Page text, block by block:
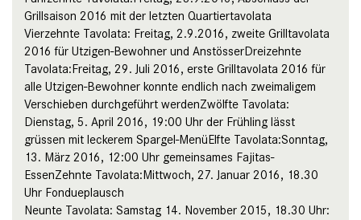
Grillsaison 2016 mit der letzten Quartiertavolata
Vierzehnte Tavolata: Freitag, 2.9.2016, zweite Grilltavolata
2016 für Utzigen-Bewohner und AnstösserDreizehnte
Tavolata:Freitag, 29. Juli 2016, erste Grilltavolata 2016 für
alle Utzigen-Bewohner konnte endlich nach zweimaligem
Verschieben durchgeführt werdenZwölfte Tavolata:
Dienstag, 5. April 2016, 19:00 Uhr der Frühling lässt
grüssen mit leckerem Spargel-MenüElfte Tavolata:Sonntag,
13. März 2016, 12:00 Uhr gemeinsames Fajitas-
EssenZehnte Tavolata:Mittwoch, 27. Januar 2016, 18.30
Uhr Fondueplausch
Neunte Tavolata: Samstag 14. November 2015, 18.30 Uhr: